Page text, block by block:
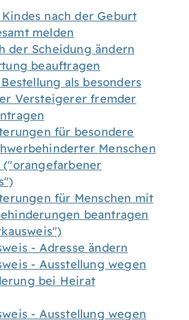
nach der Geburt
melden
der Scheidung ändern
beauftragen
als besonders
Versteigerer fremder
für besondere
Menschen
("orangefarbener
für Menschen mit
beantragen
- Adresse ändern
- Ausstellung wegen
bei Heirat
- Ausstellung wegen